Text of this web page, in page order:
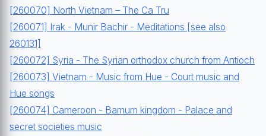
[260070] North Vietnam – The Ca Tru
[260071] Irak - Munir Bachir - Meditations [see also
260131]
[260072] Syria - The Syrian orthodox church from Antioch
[260073] Vietnam - Music from Hue - Court music and
Hue songs
[260074] Cameroon - Bamum kingdom - Palace and
secret societies music